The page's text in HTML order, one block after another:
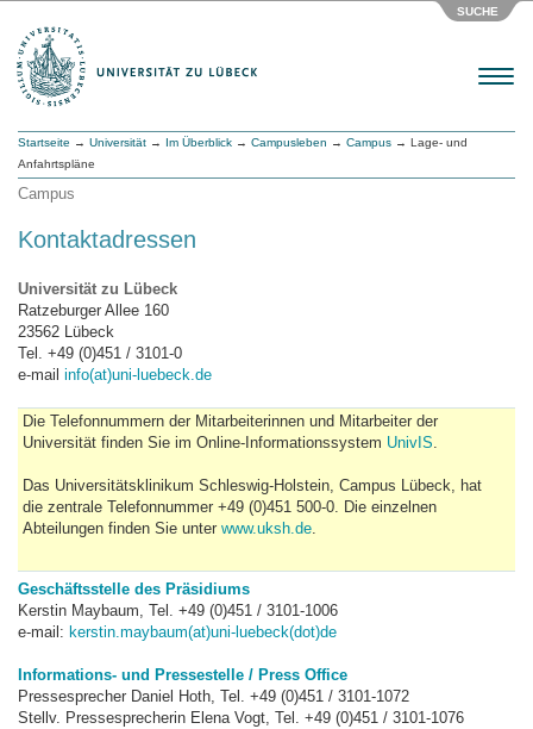
SUCHE
Menu
Startseite → Universität → Im Überblick → Campusleben → Campus → Lage- und
Anfahrtspläne
Campus
Kontaktadressen
Universität zu Lübeck
Ratzeburger Allee 160
23562 Lübeck
Tel. +49 (0)451 / 3101-0
e-mail info(at)uni-luebeck.de
Die Telefonnummern der Mitarbeiterinnen und Mitarbeiter der
Universität finden Sie im Online-Informationssystem UnivIS.
Das Universitätsklinikum Schleswig-Holstein, Campus Lübeck, hat
die zentrale Telefonnummer +49 (0)451 500-0. Die einzelnen
Abteilungen finden Sie unter www.uksh.de.
Geschäftsstelle des Präsidiums
Kerstin Maybaum, Tel. +49 (0)451 / 3101-1006
e-mail: kerstin.maybaum(at)uni-luebeck(dot)de
Informations- und Pressestelle / Press Office
Pressesprecher Daniel Hoth, Tel. +49 (0)451 / 3101-1072
Stellv. Pressesprecherin Elena Vogt, Tel. +49 (0)451 / 3101-1076